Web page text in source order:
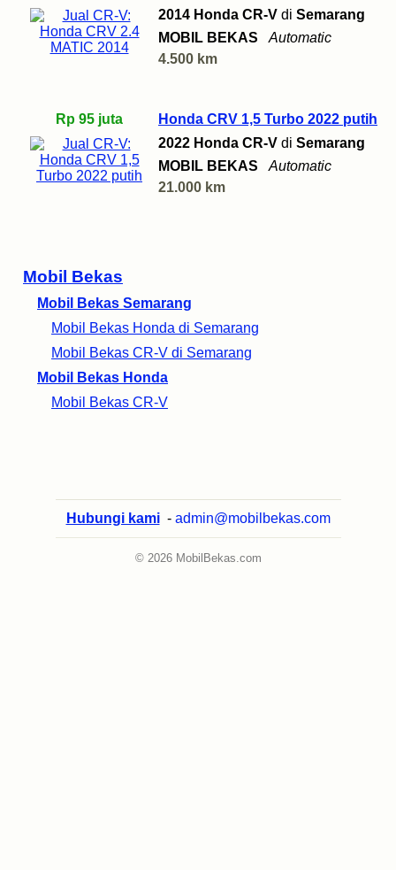
Mobil Bekas
Mobil Bekas Semarang
Mobil Bekas Honda di Semarang
Mobil Bekas CR-V di Semarang
Mobil Bekas Honda
Mobil Bekas CR-V
2014 Honda CR-V di Semarang
MOBIL BEKAS
Automatic
4.500 km
Rp 95 juta
Honda CRV 1,5 Turbo 2022 putih
2022 Honda CR-V di Semarang
MOBIL BEKAS
Automatic
21.000 km
Hubungi kami - admin@mobilbekas.com
© 2026 MobilBekas.com